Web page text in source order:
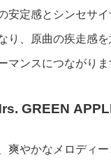
安定感とシンセサ
り、原曲の疾走感
マンスにつながりま
GREEN
爽やかなメロディ